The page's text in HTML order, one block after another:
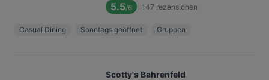
5.5/6 147 rezensionen
Casual Dining Sonntags geöffnet Gruppen
Scotty's Bahrenfeld